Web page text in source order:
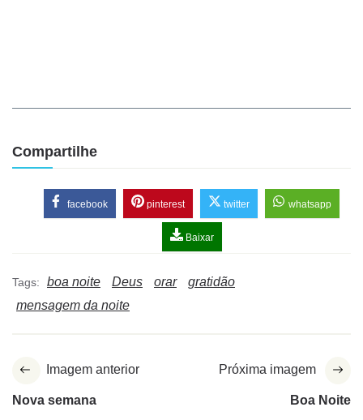
Compartilhe
facebook pinterest twitter whatsapp
Baixar
Tags: boa noite Deus orar
gratidão
mensagem da noite
Imagem anterior
Nova semana
Próxima imagem
Boa Noite